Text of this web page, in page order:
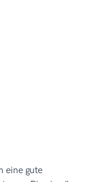
eine gute